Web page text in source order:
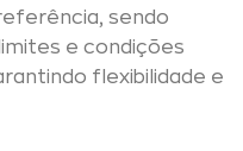
sendo
e condições
flexibilidade e